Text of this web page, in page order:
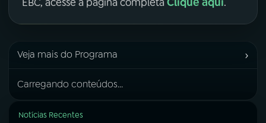
Veja mais do Programa ›
Carregando conteúdos...
Notícias Recentes